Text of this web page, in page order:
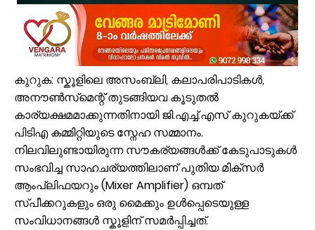
കുറുക: സ്കൂളിലെ അസംബ്ലി, കലാപരിപാടികൾ,
അനൗൺസ്‌മെന്റ് തുടങ്ങിയവ കൂടുതൽ
കാര്യക്ഷമമാക്കുന്നതിനായി ജി.എച്ച്.എസ് കുറുകയ്ക്ക്
പിടിഎ കമ്മിറ്റിയുടെ സ്നേഹ സമ്മാനം.
നിലവിലുണ്ടായിരുന്ന സൗകര്യങ്ങൾക്ക് കേടുപാടുകൾ
സംഭവിച്ച സാഹചര്യത്തിലാണ് പുതിയ മിക്സർ
ആംപ്ലിഫയറും (Mixer Amplifier) ഒമ്പത്
സ്പീക്കറുകളും ഒരു മൈക്കും ഉൾപ്പെടെയുള്ള
സംവിധാനങ്ങൾ സ്കൂളിന് സമർപ്പിച്ചത്.